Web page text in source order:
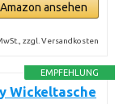
ansehen
zzgl. Versandkosten
EMPFEHLUNG
Wickeltasche